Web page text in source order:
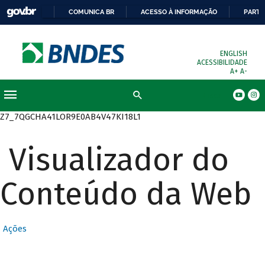
COMUNICA BR ACESSO À INFORMAÇÃO
ENGLISH
ACESSIBILIDADE
A+ A-
Z7_7QGCHA41LOR9E0AB4V47KI18L1
Visualizador do
Conteúdo da Web
Ações